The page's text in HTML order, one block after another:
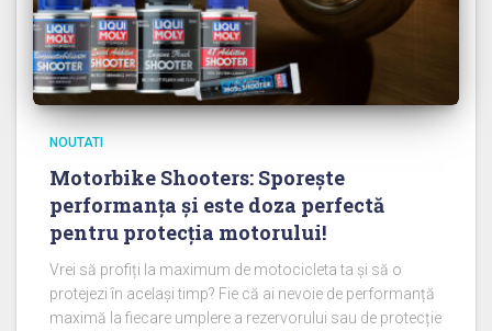
NOUTATI
Motorbike Shooters: Sporește
performanța și este doza perfectă
pentru protecția motorului!
Vrei să profiți la maximum de motocicleta ta și să o
protejezi în același timp? Fie că ai nevoie de performanță
maximă la fiecare umplere a rezervorului sau de protecție